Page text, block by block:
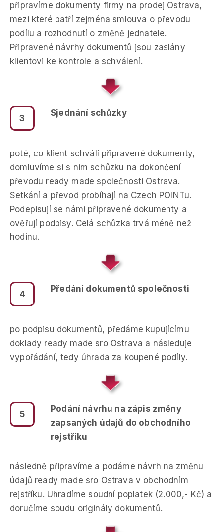
připravíme dokumenty firmy na prodej Ostrava,
mezi které patří zejména smlouva o převodu
podílu a rozhodnutí o změně jednatele.
Připravené návrhy dokumentů jsou zaslány
klientovi ke kontrole a schválení.
3
Sjednání schůzky
poté, co klient schválí připravené dokumenty,
domluvíme si s nim schůzku na dokončení
převodu ready made společnosti Ostrava.
Setkání a převod probíhají na Czech POINTu.
Podepisují se námi připravené dokumenty a
ověřují podpisy. Celá schůzka trvá méně než
hodinu.
4
Předání dokumentů společnosti
po podpisu dokumentů, předáme kupujícímu
doklady ready made sro Ostrava a následuje
vypořádání, tedy úhrada za koupené podíly.
5
Podání návrhu na zápis změny
zapsaných údajů do obchodního
rejstříku
následně připravíme a podáme návrh na změnu
údajů ready made sro Ostrava v obchodním
rejstříku. Uhradíme soudní poplatek (2.000,- Kč) a
doručíme soudu originály dokumentů.